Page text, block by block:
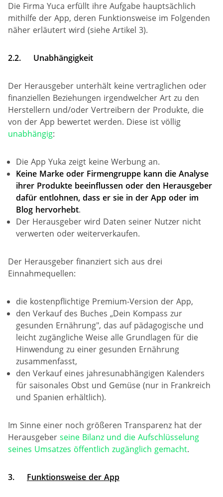
Die Firma Yuca erfüllt ihre Aufgabe hauptsächlich
mithilfe der App, deren Funktionsweise im Folgenden
näher erläutert wird (siehe Artikel 3).
2.2. Unabhängigkeit
Der Herausgeber unterhält keine vertraglichen oder
finanziellen Beziehungen irgendwelcher Art zu den
Herstellern und/oder Vertreibern der Produkte, die
von der App bewertet werden. Diese ist völlig
unabhängig:
Die App Yuka zeigt keine Werbung an.
Keine Marke oder Firmengruppe kann die Analyse
ihrer Produkte beeinflussen oder den Herausgeber
dafür entlohnen, dass er sie in der App oder im
Blog hervorhebt.
Der Herausgeber wird Daten seiner Nutzer nicht
verwerten oder weiterverkaufen.
Der Herausgeber finanziert sich aus drei
Einnahmequellen:
die kostenpflichtige Premium-Version der App,
den Verkauf des Buches „Dein Kompass zur
gesunden Ernährung", das auf pädagogische und
leicht zugängliche Weise alle Grundlagen für die
Hinwendung zu einer gesunden Ernährung
zusammenfasst,
den Verkauf eines jahresunabhängigen Kalenders
für saisonales Obst und Gemüse (nur in Frankreich
und Spanien erhältlich).
Im Sinne einer noch größeren Transparenz hat der
Herausgeber seine Bilanz und die Aufschlüsselung
seines Umsatzes öffentlich zugänglich gemacht.
3. Funktionsweise der App